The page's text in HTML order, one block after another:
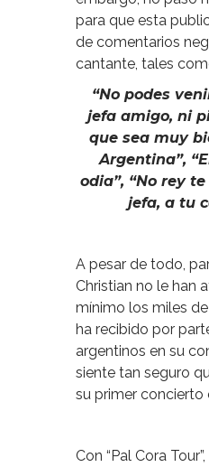
para que esta
de comentarios
cantante, tales
“No podes
jefa amigo, ni
que sea muy
Argentina”,
odia”, “No rey
jefa, a tu
A pesar de todo,
Christian no le han
mínimo los miles
ha recibido por
argentinos en su
siente tan seguro
su primer concierto
Con “Pal Cora